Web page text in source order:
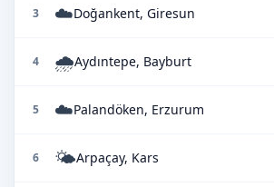
3 ☁️Doğankent, Giresun
4 🌧️Aydıntepe, Bayburt
5 ☁️Palandöken, Erzurum
6 🌤️Arpaçay, Kars